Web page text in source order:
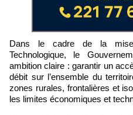
Dans le cadre de la mise en œuvre du New Deal
Technologique, le
ambition claire : garantir un
débit sur l’ensemble du
zones rurales, frontalières et
les limites économiques et